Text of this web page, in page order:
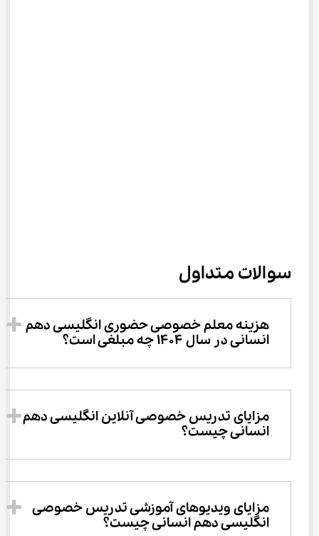
سوالات متداول
هزینه معلم خصوصی حضوری انگلیسی دهم
انسانی در سال 1404 چه مبلغی است؟
مزایای تدریس خصوصی آنلاین انگلیسی دهم
انسانی چیست؟
مزایای ویدیوهای آموزشی تدریس خصوصی
انگلیسی دهم انسانی چیست؟